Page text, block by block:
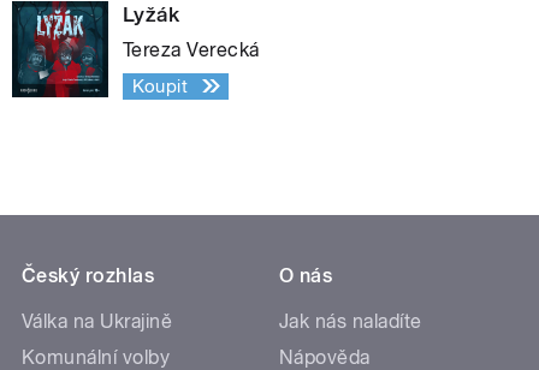
Lyžák
Tereza Verecká
Koupit
Český rozhlas
Válka na Ukrajině
Komunální volby
O nás
Jak nás naladíte
Nápověda